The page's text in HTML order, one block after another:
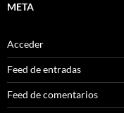
META
Acceder
Feed de entradas
Feed de comentarios